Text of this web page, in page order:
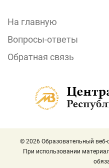
На главную
Вопросы-ответы
Обратная связь
© 2026 Образовательный веб-
При использовании